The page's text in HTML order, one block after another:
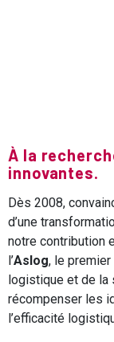
À la
innovantes.
Dès 2008,
d’une
notre contribution
l’Aslog, le
logistique et de la
récompenser les
l’efficacité